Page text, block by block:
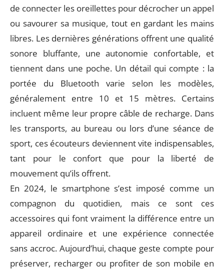
de connecter les oreillettes pour décrocher un appel
ou savourer sa musique, tout en gardant les mains
libres. Les dernières générations offrent une qualité
sonore bluffante, une autonomie confortable, et
tiennent dans une poche. Un détail qui compte : la
portée du Bluetooth varie selon les modèles,
généralement entre 10 et 15 mètres. Certains
incluent même leur propre câble de recharge. Dans
les transports, au bureau ou lors d’une séance de
sport, ces écouteurs deviennent vite indispensables,
tant pour le confort que pour la liberté de
mouvement qu’ils offrent.
En 2024, le smartphone s’est imposé comme un
compagnon du quotidien, mais ce sont ces
accessoires qui font vraiment la différence entre un
appareil ordinaire et une expérience connectée
sans accroc. Aujourd’hui, chaque geste compte pour
préserver, recharger ou profiter de son mobile en